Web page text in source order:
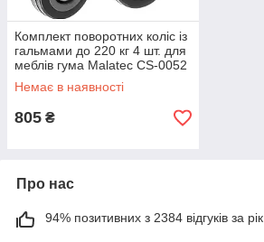
Комплект поворотних коліс із
гальмами до 220 кг 4 шт. для
меблів гума Malatec СS-0052
Немає в наявності
805 ₴
Про нас
94% позитивних з 2384 відгуків за рік